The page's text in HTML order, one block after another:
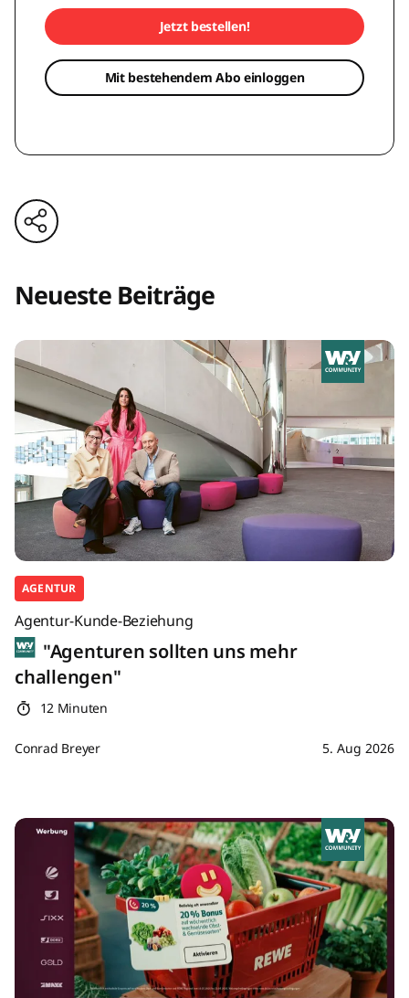
Jetzt bestellen!
Mit bestehendem Abo einloggen
Neueste Beiträge
AGENTUR
Agentur-Kunde-Beziehung
"Agenturen sollten uns mehr
challengen"
12 Minuten
Conrad Breyer 5. Aug 2026